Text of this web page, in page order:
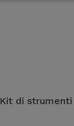
Kit di